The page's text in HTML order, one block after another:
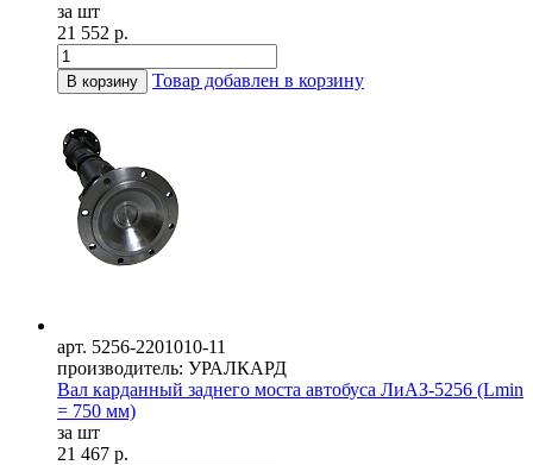
за шт
21 552 р.
В корзину Товар добавлен в корзину
арт. 5256-2201010-11
производитель: УРАЛКАРД
Вал карданный заднего моста автобуса ЛиАЗ-5256 (Lmin
= 750 мм)
за шт
21 467 р.